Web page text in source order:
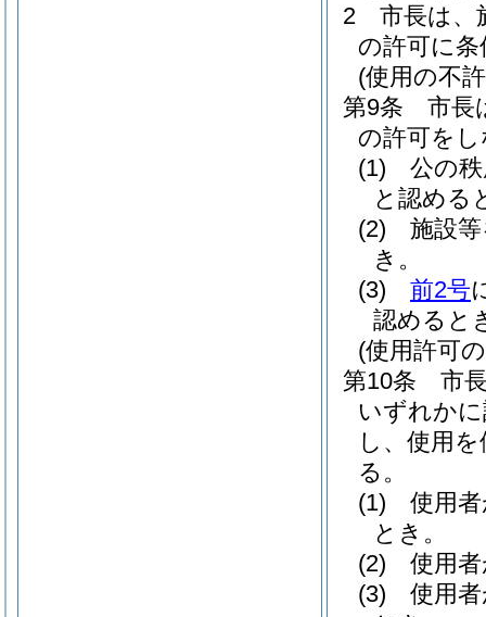
2
市長は、
の許可に
(使用の不
第9条
市長
の許可を
(1)
公の
と認める
(2)
施設
き。
(3)
前2号
認めると
(使用許可
第10条
市
いずれか
し、使用
る。
(1)
使用
とき。
(2)
使用
(3)
使用